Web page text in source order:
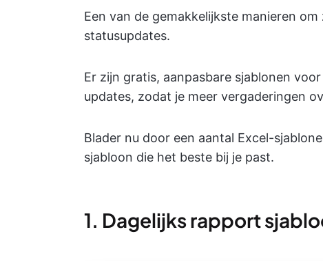
Een van de gemakkelijkste manieren
statusupdates.
Er zijn gratis, aanpasbare sjablonen voor
updates, zodat je meer vergaderingen
Blader nu door een aantal Excel-
sjabloon die het beste bij je past.
1. Dagelijks rapport